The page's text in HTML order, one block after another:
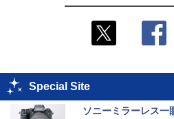
Special Site
ソニーミラーレス一